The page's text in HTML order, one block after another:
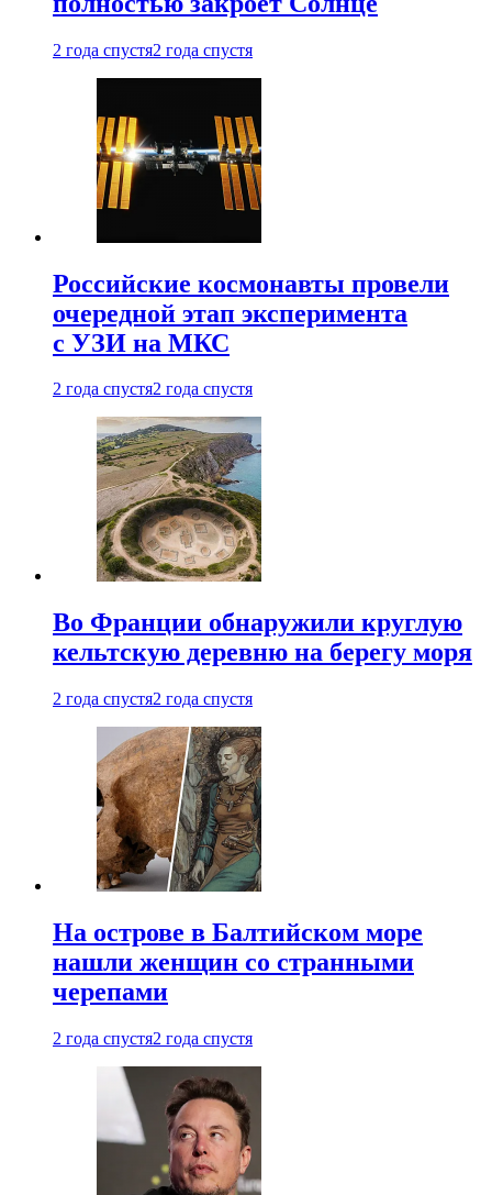
2 года спустя2 года спустя
Российские космонавты провели
очередной этап эксперимента
с УЗИ на МКС
2 года спустя2 года спустя
Во Франции обнаружили круглую
кельтскую деревню на берегу моря
2 года спустя2 года спустя
На острове в Балтийском море
нашли женщин со странными
черепами
2 года спустя2 года спустя